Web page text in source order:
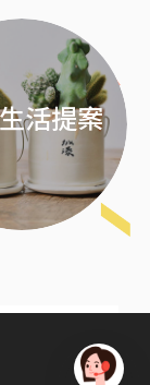
活提案